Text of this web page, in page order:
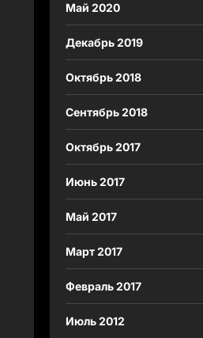
Май 2020
Декабрь 2019
Октябрь 2018
Сентябрь 2018
Октябрь 2017
Июнь 2017
Май 2017
Март 2017
Февраль 2017
Июль 2012